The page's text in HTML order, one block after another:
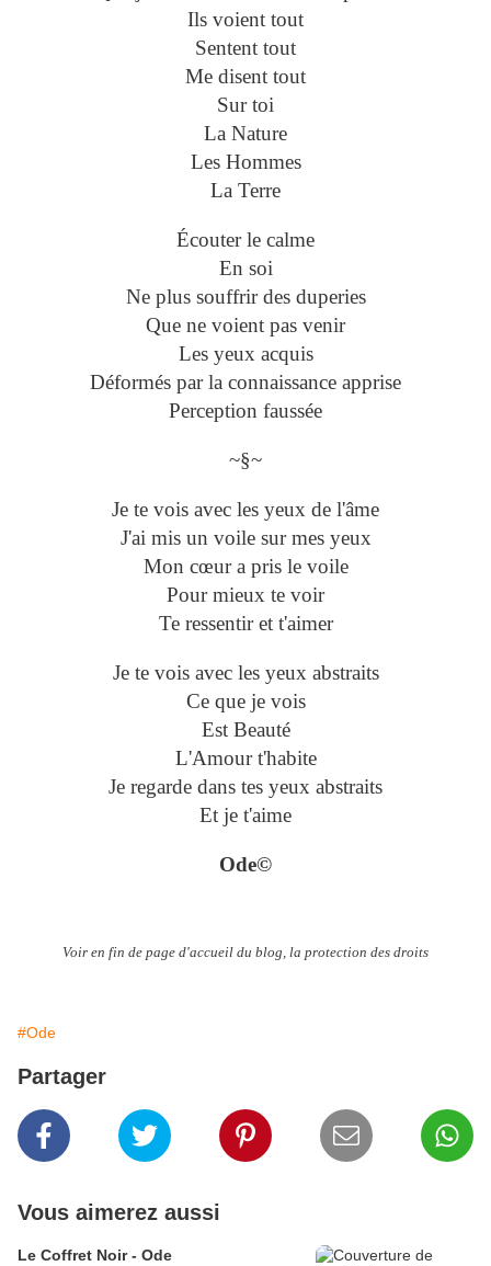
Ils voient tout
Sentent tout
Me disent tout
Sur toi
La Nature
Les Hommes
La Terre
Écouter le calme
En soi
Ne plus souffrir des duperies
Que ne voient pas venir
Les yeux acquis
Déformés par la connaissance apprise
Perception faussée
~§~
Je te vois avec les yeux de l'âme
J'ai mis un voile sur mes yeux
Mon cœur a pris le voile
Pour mieux te voir
Te ressentir et t'aimer
Je te vois avec les yeux abstraits
Ce que je vois
Est Beauté
L'Amour t'habite
Je regarde dans tes yeux abstraits
Et je t'aime
Ode©
Voir en fin de page d'accueil du blog, la protection des droits
#Ode
Partager
Vous aimerez aussi
Le Coffret Noir - Ode